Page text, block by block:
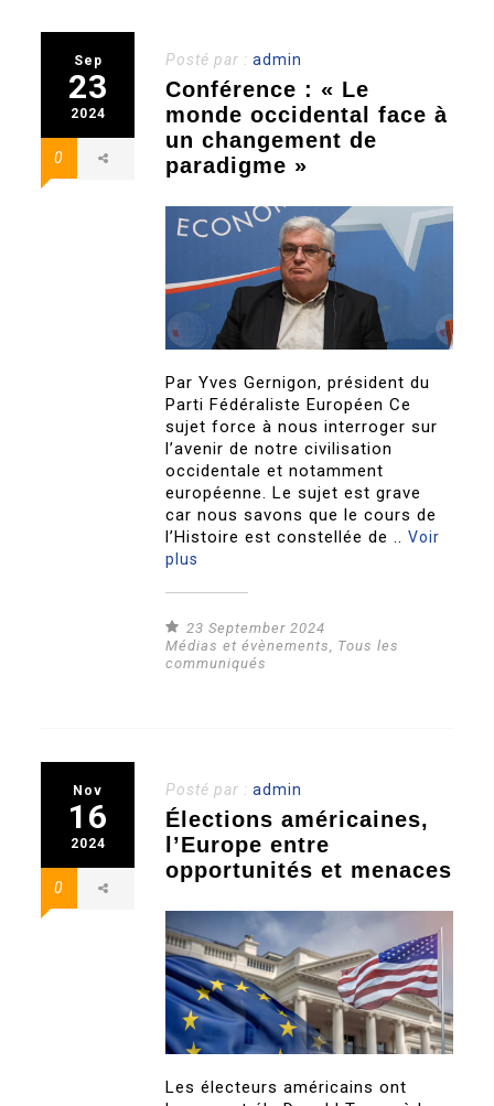
Sep
23
2024
0
Posté par :admin
Conférence : « Le
monde occidental face à
un changement de
paradigme »
Par Yves Gernigon, président du
Parti Fédéraliste Européen Ce
sujet force à nous interroger sur
l’avenir de notre civilisation
occidentale et notamment
européenne. Le sujet est grave
car nous savons que le cours de
l’Histoire est constellée de ..Voir
plus
23 September 2024
Médias et évènements, Tous les
communiqués
Nov
16
2024
0
Posté par :admin
Élections américaines,
l’Europe entre
opportunités et menaces
Les électeurs américains ont